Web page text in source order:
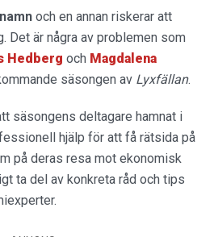
och en annan riskerar att
Det är några av problemen som
Hedberg och Magdalena
säsongen av Lyxfällan.
säsongens deltagare hamnat i
hjälp för att få rätsida på
på deras resa mot ekonomisk
ta del av konkreta råd och tips